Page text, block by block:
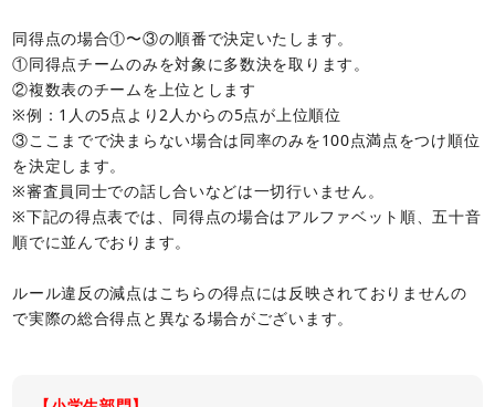
同得点の場合①〜③の順番で決定いたします。
①同得点チームのみを対象に多数決を取ります。
②複数表のチームを上位とします
※例：1人の5点より2人からの5点が上位順位
③ここまでで決まらない場合は同率のみを100点満点をつけ順位
を決定します。
※審査員同士での話し合いなどは一切行いません。
※下記の得点表では、同得点の場合はアルファベット順、五十音
順でに並んでおります。
ルール違反の減点はこちらの得点には反映されておりませんの
で実際の総合得点と異なる場合がございます。